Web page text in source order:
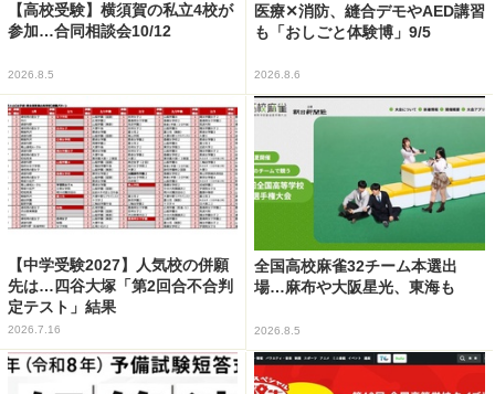
【高校受験】横須賀の私立4校が
参加…合同相談会10/12
2026.8.5
医療✕消防、縫合デモやAED講習
も「おしごと体験博」9/5
2026.8.6
【中学受験2027】人気校の併願
先は…四谷大塚「第2回合不合判
定テスト」結果
2026.7.16
全国高校麻雀32チーム本選出
場…麻布や大阪星光、東海も
2026.8.5